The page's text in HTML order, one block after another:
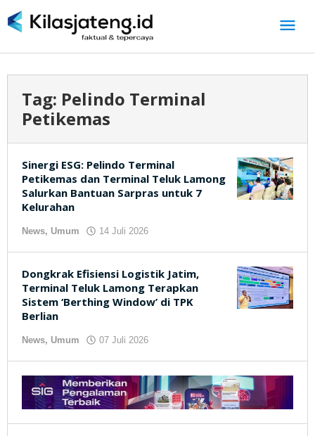
ke
Tag: Pelindo Terminal
Petikemas
Sinergi ESG: Pelindo Terminal
Petikemas dan Terminal Teluk Lamong
Salurkan Bantuan Sarpras untuk 7
Kelurahan
News, Umum 14 Juli 2026
Dongkrak Efisiensi Logistik Jatim,
Terminal Teluk Lamong Terapkan
Sistem ‘Berthing Window’ di TPK
Berlian
News, Umum 07 Juli 2026